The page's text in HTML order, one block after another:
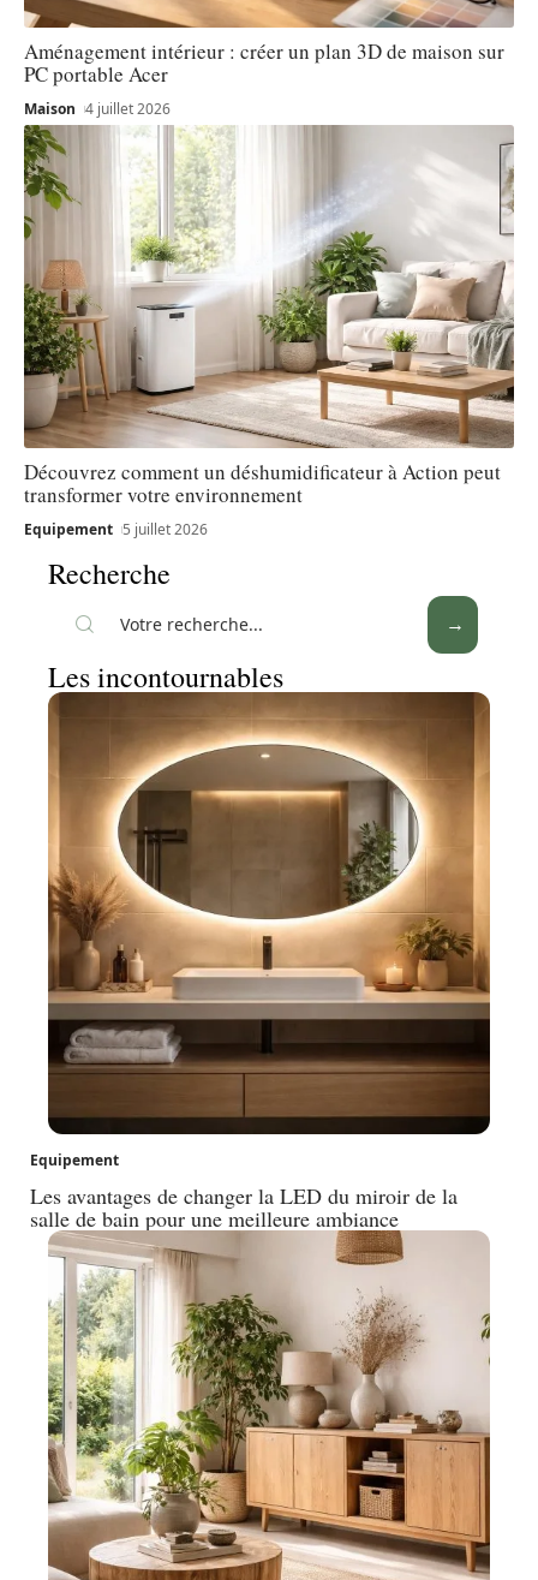
Aménagement intérieur : créer un plan 3D de maison sur
PC portable Acer
Maison 4 juillet 2026
Découvrez comment un déshumidificateur à Action peut
transformer votre environnement
Equipement 5 juillet 2026
Recherche
Les incontournables
Equipement
Les avantages de changer la LED du miroir de la
salle de bain pour une meilleure ambiance